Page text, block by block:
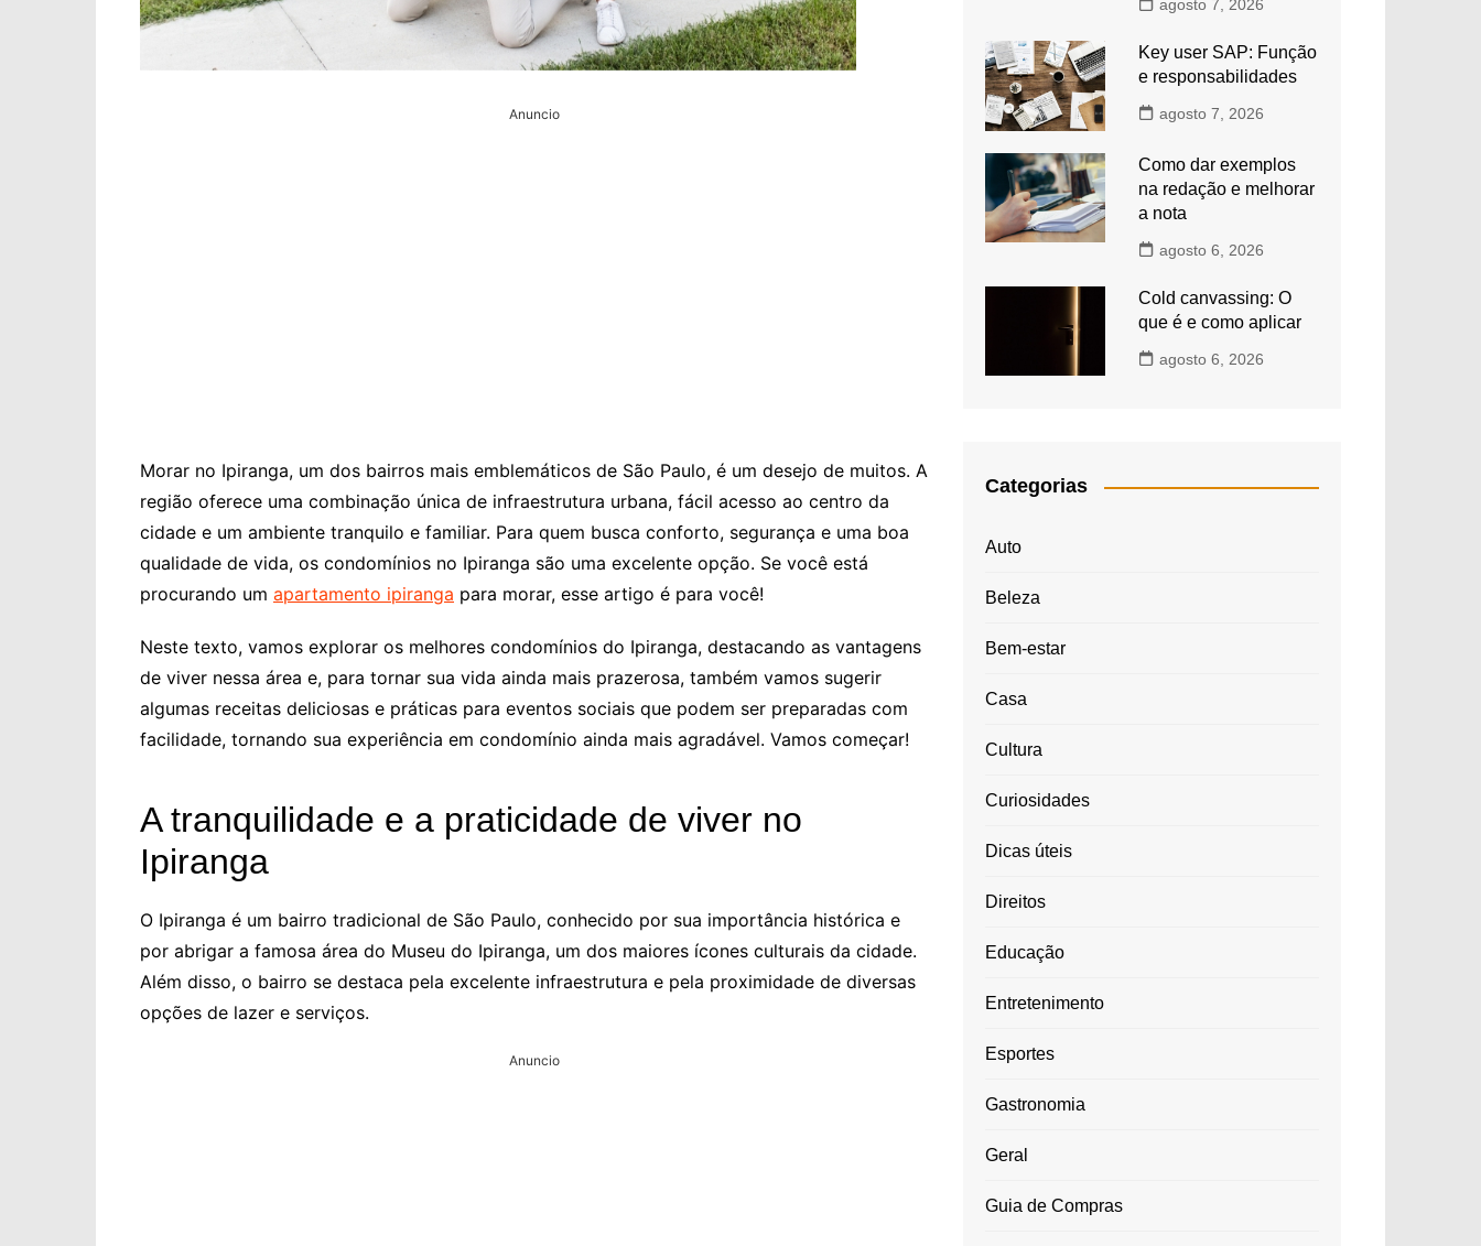
Anuncio
Morar no Ipiranga, um dos bairros mais emblemáticos de São Paulo, é um desejo de muitos. A
região oferece uma combinação única de infraestrutura urbana, fácil acesso ao centro da
cidade e um ambiente tranquilo e familiar. Para quem busca conforto, segurança e uma boa
qualidade de vida, os condomínios no Ipiranga são uma excelente opção. Se você está
procurando um apartamento ipiranga para morar, esse artigo é para você!
Neste texto, vamos explorar os melhores condomínios do Ipiranga, destacando as vantagens
de viver nessa área e, para tornar sua vida ainda mais prazerosa, também vamos sugerir
algumas receitas deliciosas e práticas para eventos sociais que podem ser preparadas com
facilidade, tornando sua experiência em condomínio ainda mais agradável. Vamos começar!
A tranquilidade e a praticidade de viver no
Ipiranga
O Ipiranga é um bairro tradicional de São Paulo, conhecido por sua importância histórica e
por abrigar a famosa área do Museu do Ipiranga, um dos maiores ícones culturais da cidade.
Além disso, o bairro se destaca pela excelente infraestrutura e pela proximidade de diversas
opções de lazer e serviços.
Anuncio
agosto 7, 2026
Key user SAP: Função
e responsabilidades
agosto 7, 2026
Como dar exemplos
na redação e melhorar
a nota
agosto 6, 2026
Cold canvassing: O
que é e como aplicar
agosto 6, 2026
Categorias
Auto
Beleza
Bem-estar
Casa
Cultura
Curiosidades
Dicas úteis
Direitos
Educação
Entretenimento
Esportes
Gastronomia
Geral
Guia de Compras